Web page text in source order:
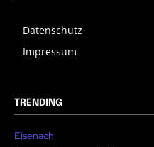
Datenschutz
Impressum
TRENDING
Eisenach